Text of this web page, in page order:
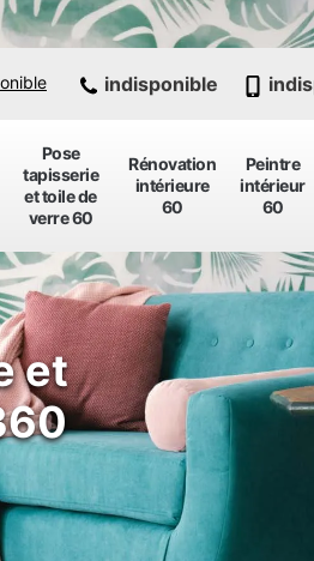
Pose
tapisserie
et toile de
verre 60
Rénovation
intérieure
60
Peintre
intérieur
60
indisponible
et